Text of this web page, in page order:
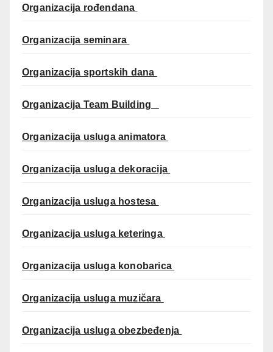
Organizacija rođendana
Organizacija seminara
Organizacija sportskih dana
Organizacija Team Building
Organizacija usluga animatora
Organizacija usluga dekoracija
Organizacija usluga hostesa
Organizacija usluga keteringa
Organizacija usluga konobarica
Organizacija usluga muzičara
Organizacija usluga obezbeđenja